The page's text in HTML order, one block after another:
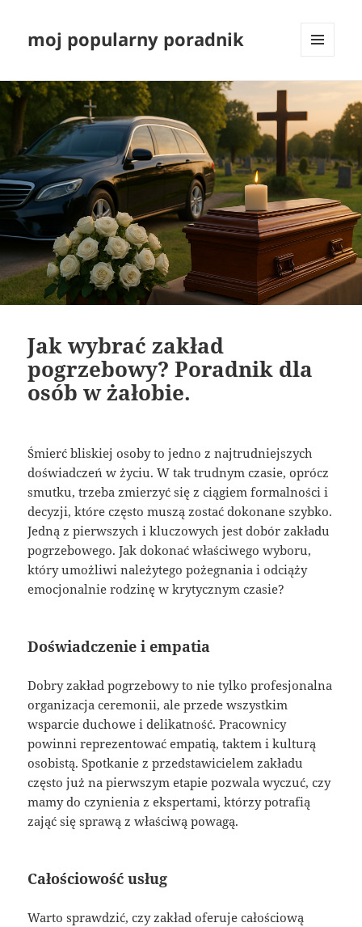
moj popularny poradnik
Jak wybrać zakład
pogrzebowy? Poradnik dla
osób w żałobie.
Śmierć bliskiej osoby to jedno z najtrudniejszych
doświadczeń w życiu. W tak trudnym czasie, oprócz
smutku, trzeba zmierzyć się z ciągiem formalności i
decyzji, które często muszą zostać dokonane szybko.
Jedną z pierwszych i kluczowych jest dobór zakładu
pogrzebowego. Jak dokonać właściwego wyboru,
który umożliwi należytego pożegnania i odciąży
emocjonalnie rodzinę w krytycznym czasie?
Doświadczenie i empatia
Dobry zakład pogrzebowy to nie tylko profesjonalna
organizacja ceremonii, ale przede wszystkim
wsparcie duchowe i delikatność. Pracownicy
powinni reprezentować empatią, taktem i kulturą
osobistą. Spotkanie z przedstawicielem zakładu
często już na pierwszym etapie pozwala wyczuć, czy
mamy do czynienia z ekspertami, którzy potrafią
zająć się sprawą z właściwą powagą.
Całościowość usług
Warto sprawdzić, czy zakład oferuje całościową